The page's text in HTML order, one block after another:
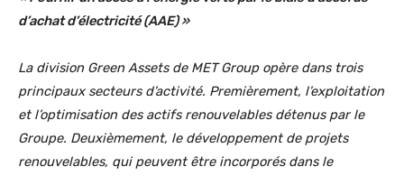
d’achat d’électricité (AAE) »
La division Green Assets de MET Group opère dans trois
principaux secteurs d’activité. Premièrement, l’exploitation
et l’optimisation des actifs renouvelables détenus par le
Groupe. Deuxièmement, le développement de projets
renouvelables, qui peuvent être incorporés dans le